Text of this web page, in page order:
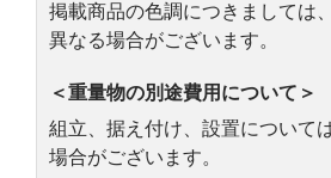
掲載商品の色調につきましては
異なる場合がございます。
＜重量物の別途費用について＞
組立、据え付け、設置について
場合がございます。